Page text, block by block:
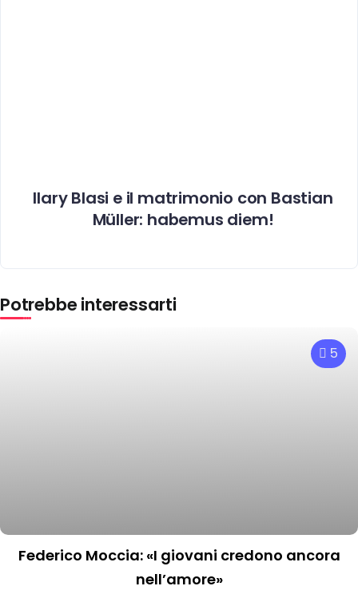
Ilary Blasi e il matrimonio con Bastian
Müller: habemus diem!
Potrebbe interessarti
5
Federico Moccia: «I giovani credono ancora
nell’amore»